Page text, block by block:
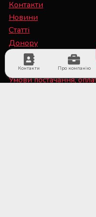
Контакти Про компанію
Контакти
Новини
Статті
Донору
Спеціалісту
Умови постачання,